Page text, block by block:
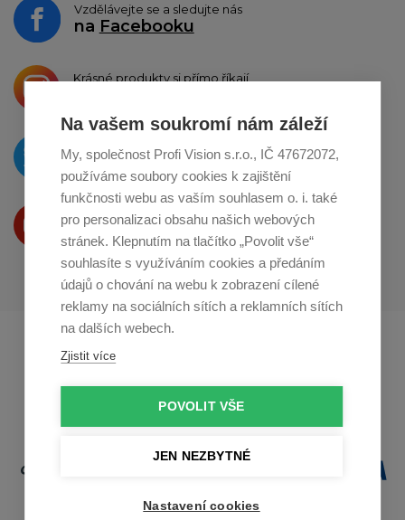
Na vašem soukromí nám záleží
My, společnost Profi Vision s.r.o., IČ 47672072,
používáme soubory cookies k zajištění
funkčnosti webu as vaším souhlasem o. i. také
pro personalizaci obsahu našich webových
stránek. Klepnutím na tlačítko „Povolit vše“
souhlasíte s využíváním cookies a předáním
údajů o chování na webu k zobrazení cílené
reklamy na sociálních sítích a reklamních sítích
na dalších webech.
Zjistit více
POVOLIT VŠE
JEN NEZBYTNÉ
Nastavení cookies
Vzdělávejte se a sledujte nás
na Facebooku
Krásné produkty si přímo říkají
O novinkách píšeme
naTwitteru
Produkty Vám představujeme
na Youtube
Profikuchar.sk